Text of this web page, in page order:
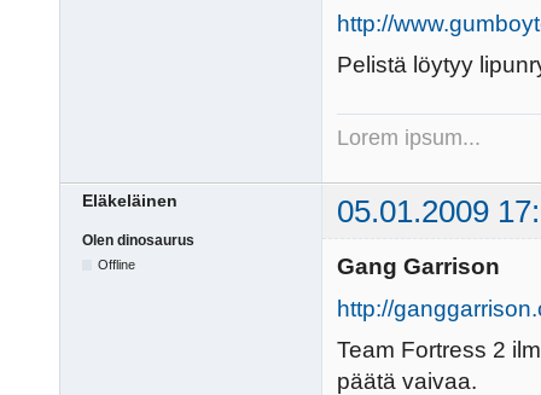
http://
Pelistä löytyy
Lorem ipsum...
Eläkeläinen 05.01.2009
Olen dinosaurus
Offline
Gang Garrison
http://
Team Fortress 2
päätä vaivaa.